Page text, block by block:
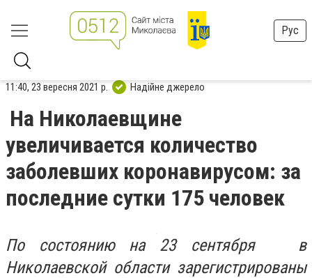
Рус
11:40, 23 вересня 2021 р. Надійне джерело
На Николаевщине
увеличивается количество
заболевших коронавирусом: за
последние сутки 175 человек
По состоянию на 23 сентября в
Николаевской области зарегистрированы